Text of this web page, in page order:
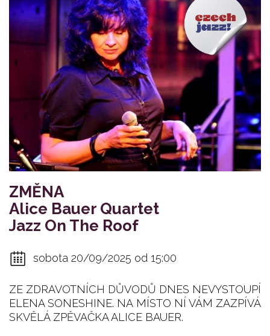
ZMĚNA
Alice Bauer Quartet
Jazz On The Roof
sobota 20/09/2025 od 15:00
ZE ZDRAVOTNÍCH DŮVODŮ DNES NEVYSTOUPÍ
ELENA SONESHINE. NA MÍSTO NÍ VÁM ZAZPÍVÁ
SKVĚLÁ ZPĚVAČKA ALICE BAUER.